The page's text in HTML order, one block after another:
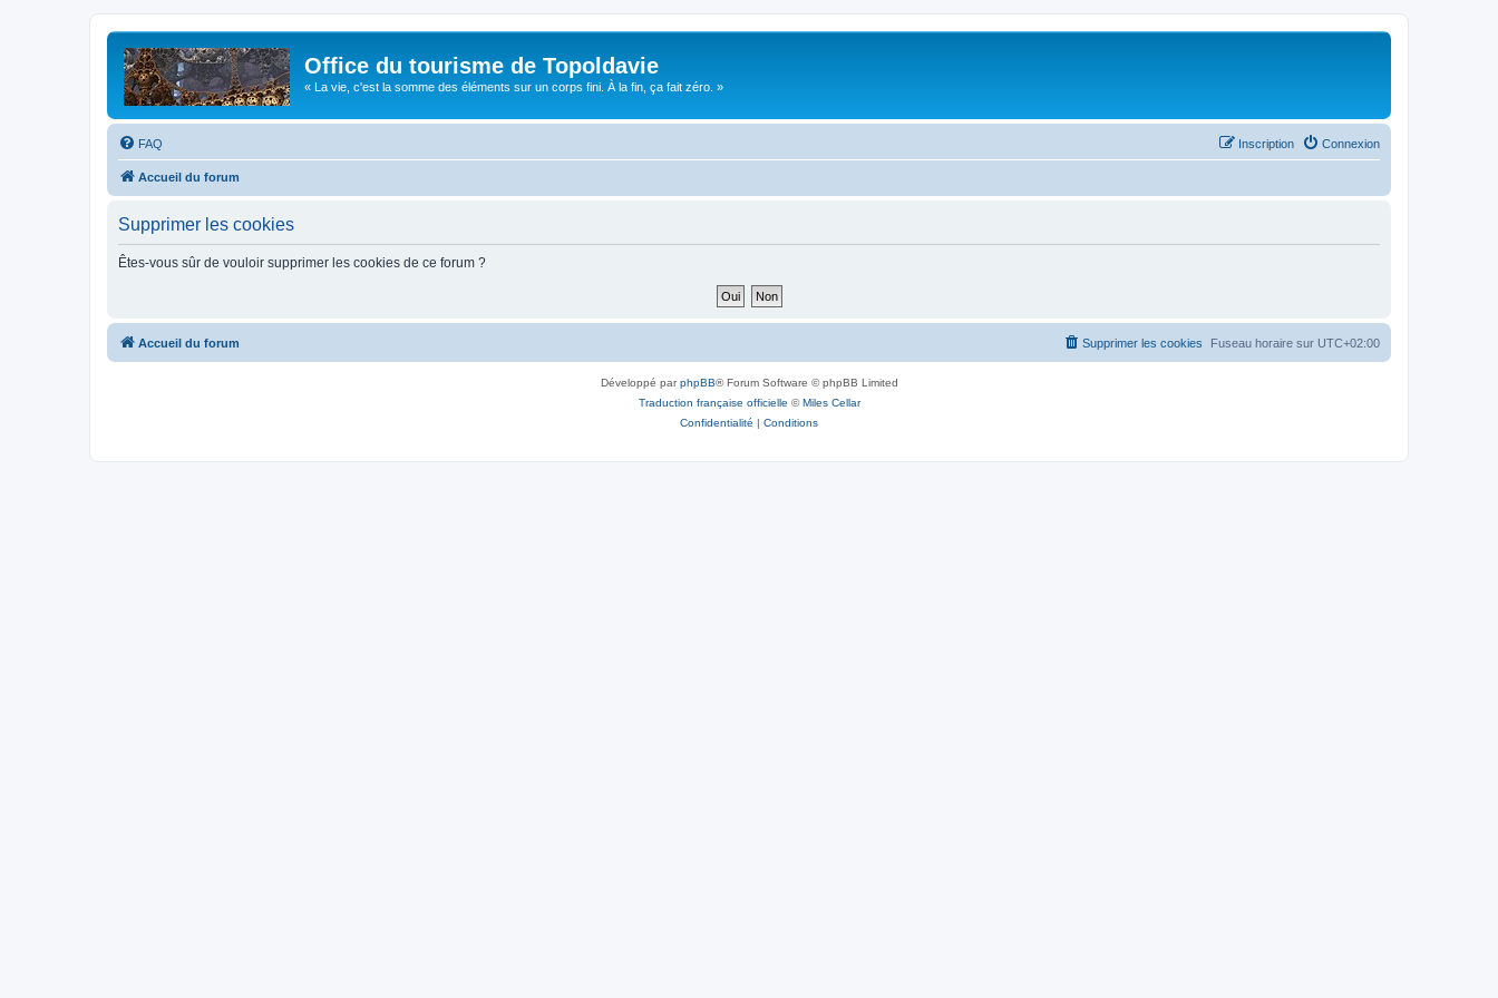
Office du tourisme de Topoldavie
« La vie, c'est la somme des éléments sur un corps fini. À la fin, ça fait zéro. »
FAQ Connexion
Inscription
Accueil du forum
Supprimer les cookies
Êtes-vous sûr de vouloir supprimer les cookies de ce forum ?
Accueil du forum Fuseau horaire sur UTC+02:00
Supprimer les cookies
Développé parphpBB® Forum Software © phpBB Limited
Traduction française officielle ©Miles Cellar
Confidentialité | Conditions